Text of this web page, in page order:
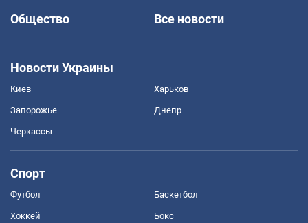
Общество
Все новости
Новости Украины
Киев Харьков
Запорожье Днепр
Черкассы
Спорт
Футбол Баскетбол
Хоккей Бокс